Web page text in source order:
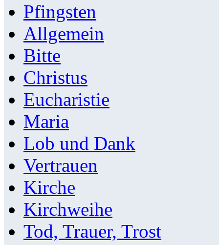
Pfingsten
Allgemein
Bitte
Christus
Eucharistie
Maria
Lob und Dank
Vertrauen
Kirche
Kirchweihe
Tod, Trauer, Trost